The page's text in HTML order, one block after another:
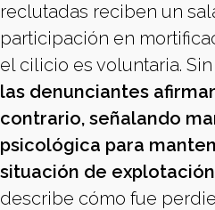
reclutadas reciben un
participación en
el cilicio es voluntaria.
las denunciantes
contrario, señalando
psicológica para
situación de explotación
describe cómo fue